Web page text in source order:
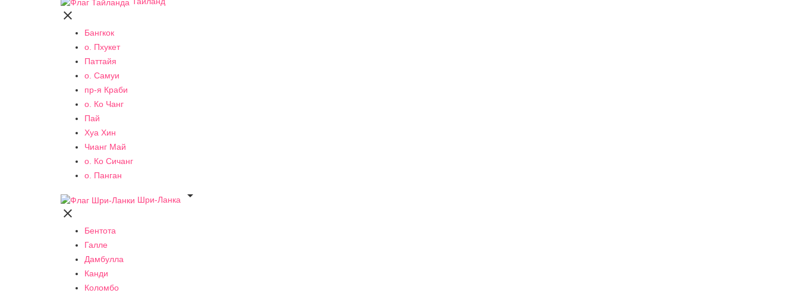

Бангкок
о. Пхукет
Паттайя
о. Самуи
пр-я Краби
о. Ко Чанг
Пай
Хуа Хин
Чианг Май
о. Ко Сичанг
о. Панган
Шри-Ланка


Бентота
Галле
Дамбулла
Канди
Коломбо